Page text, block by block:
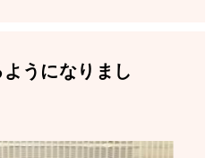
ようになりまし